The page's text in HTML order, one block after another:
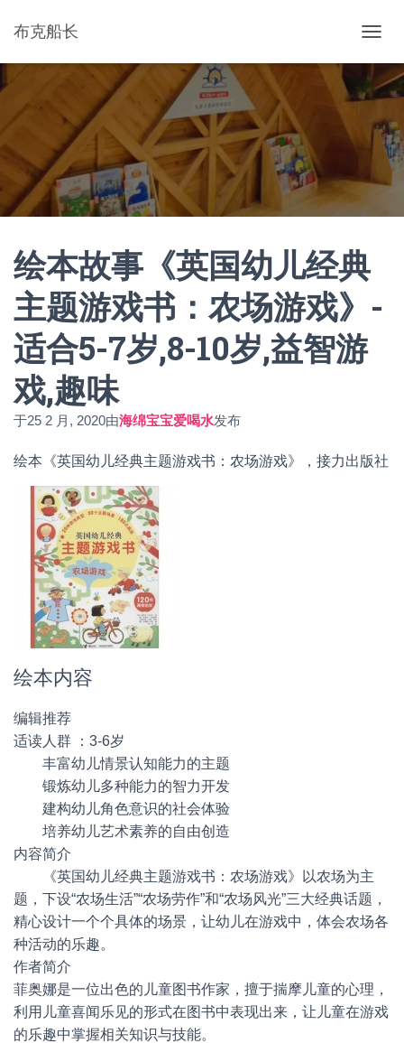
布克船长
换
航
绘本故事《英国幼儿经典
主题游戏书：农场游戏》-
适合5-7岁,8-10岁,益智游
戏,趣味
于25 2 月, 2020由海绵宝宝爱喝水发布
绘本《英国幼儿经典主题游戏书：农场游戏》，接力出版社
绘本内容
编辑推荐
适读人群 ：3-6岁
丰富幼儿情景认知能力的主题
锻炼幼儿多种能力的智力开发
建构幼儿角色意识的社会体验
培养幼儿艺术素养的自由创造
内容简介
《英国幼儿经典主题游戏书：农场游戏》以农场为主
题，下设“农场生活”“农场劳作”和“农场风光”三大经典话题，
精心设计一个个具体的场景，让幼儿在游戏中，体会农场各
种活动的乐趣。
作者简介
菲奥娜是一位出色的儿童图书作家，擅于揣摩儿童的心理，
利用儿童喜闻乐见的形式在图书中表现出来，让儿童在游戏
的乐趣中掌握相关知识与技能。